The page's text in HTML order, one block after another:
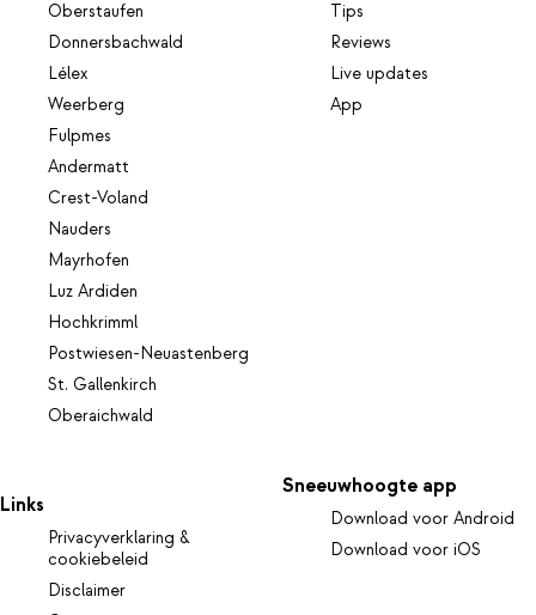
Oberstaufen
Donnersbachwald
Lélex
Weerberg
Fulpmes
Andermatt
Crest-Voland
Nauders
Mayrhofen
Luz Ardiden
Hochkrimml
Postwiesen-Neuastenberg
St. Gallenkirch
Oberaichwald
Tips
Reviews
Live updates
App
Links
Privacyverklaring &
cookiebeleid
Disclaimer
Sneeuwhoogte app
Download voor Android
Download voor iOS